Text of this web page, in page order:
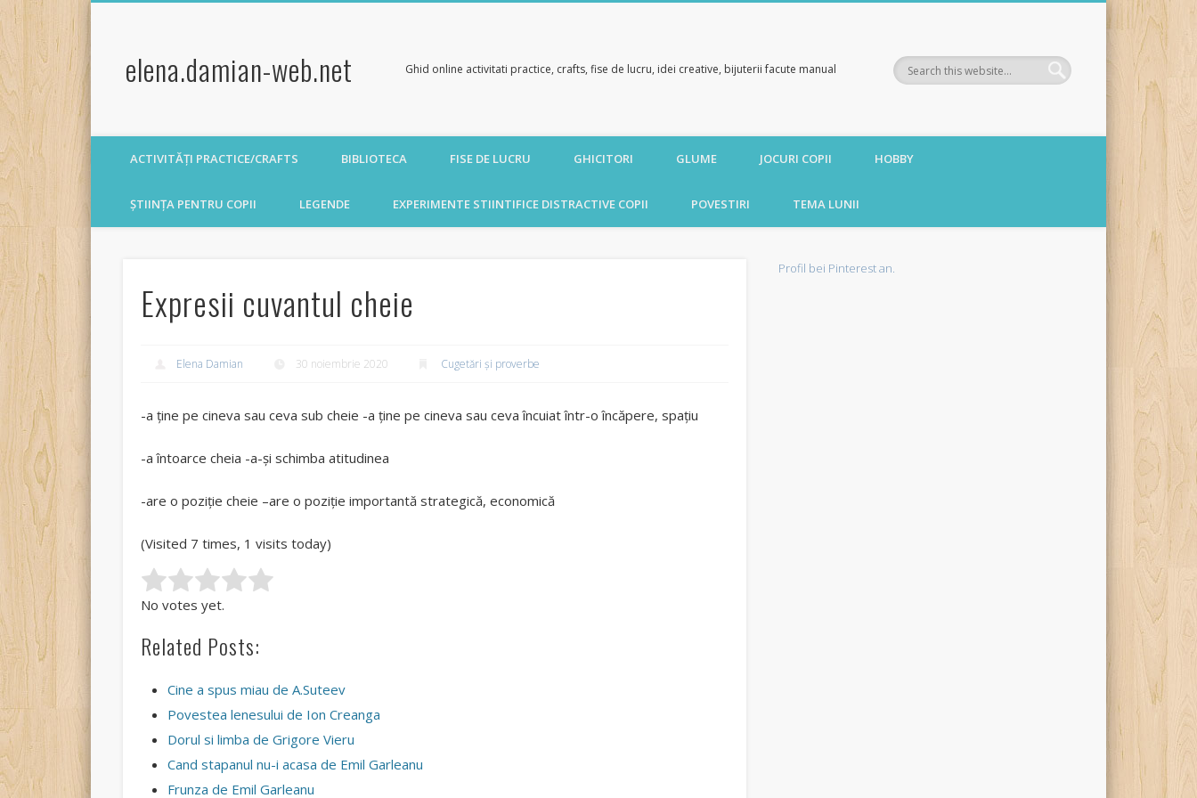
elena.damian-web.net Ghid online activitati practice, crafts, fise de lucru, idei creative, bijuterii facute manual
ACTIVITĂȚI PRACTICE/CRAFTS BIBLIOTECA FISE DE LUCRU GHICITORI GLUME JOCURI COPII HOBBY
ȘTIINȚA PENTRU COPII LEGENDE EXPERIMENTE STIINTIFICE DISTRACTIVE COPII POVESTIRI TEMA LUNII
Expresii cuvantul cheie
Elena Damian 30 noiembrie 2020 Cugetări şi proverbe
-a ține pe cineva sau ceva sub cheie -a ține pe cineva sau ceva încuiat într-o încăpere, spațiu
-a întoarce cheia -a-și schimba atitudinea
-are o poziție cheie –are o poziție importantă strategică, economică
(Visited 7 times, 1 visits today)
Rate this item:
No votes yet.
Related Posts:
Cine a spus miau de A.Suteev
Povestea lenesului de Ion Creanga
Dorul si limba de Grigore Vieru
Cand stapanul nu-i acasa de Emil Garleanu
Frunza de Emil Garleanu
Profil bei Pinterest an.